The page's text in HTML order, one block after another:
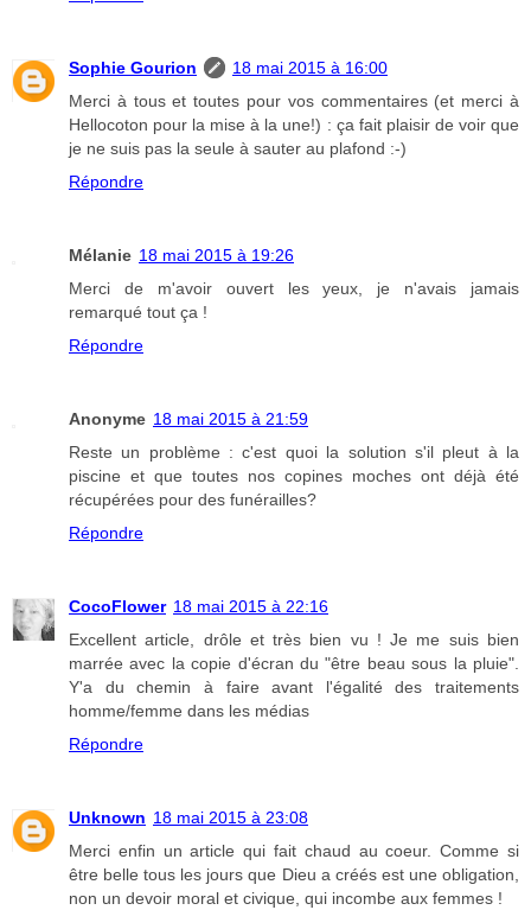
Sophie Gourion
18 mai 2015 à 16:00
Merci à tous et toutes pour vos commentaires (et merci à
Hellocoton pour la mise à la une!) : ça fait plaisir de voir que
je ne suis pas la seule à sauter au plafond :-)
Répondre
Mélanie 18 mai 2015 à 19:26
Merci de m'avoir ouvert les yeux, je n'avais jamais
remarqué tout ça !
Répondre
Anonyme 18 mai 2015 à 21:59
Reste un problème : c'est quoi la solution s'il pleut à la
piscine et que toutes nos copines moches ont déjà été
récupérées pour des funérailles?
Répondre
CocoFlower 18 mai 2015 à 22:16
Excellent article, drôle et très bien vu ! Je me suis bien
marrée avec la copie d'écran du "être beau sous la pluie".
Y'a du chemin à faire avant l'égalité des traitements
homme/femme dans les médias
Répondre
Unknown 18 mai 2015 à 23:08
Merci enfin un article qui fait chaud au coeur. Comme si
être belle tous les jours que Dieu a créés est une obligation,
non un devoir moral et civique, qui incombe aux femmes !